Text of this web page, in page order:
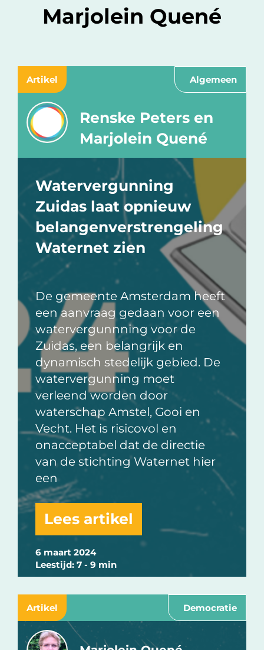
Marjolein Quené
Artikel Algemeen
6 maart 2024
Leestijd: 7 - 9 min
Renske Peters en
Marjolein Quené
Watervergunning
Zuidas laat opnieuw
belangenverstrengeling
Waternet zien
De gemeente Amsterdam heeft
een aanvraag gedaan voor een
watervergunnning voor de
Zuidas, een belangrijk en
dynamisch stedelijk gebied. De
watervergunning moet
verleend worden door
waterschap Amstel, Gooi en
Vecht. Het is risicovol en
onacceptabel dat de directie
van de stichting Waternet hier
een
Lees artikel
Artikel Democratie